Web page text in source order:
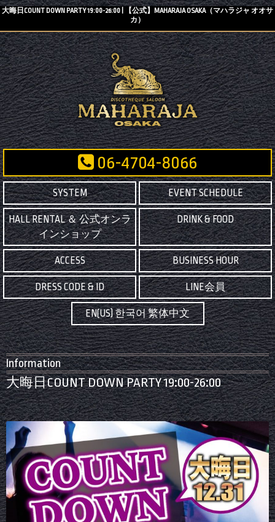
大晦日COUNT DOWN PARTY 19:00-26:00 | 【公式】MAHARAJA OSAKA（マハラジャ オオサ
カ）
06-4704-8066
SYSTEM EVENT SCHEDULE
HALL RENTAL ＆ 公式オンラ
インショップ
DRINK & FOOD
ACCESS BUSINESS HOUR
DRESS CODE & ID LINE会員
EN(US) 한국어 繁体中文
Information
大晦日COUNT DOWN PARTY 19:00-26:00